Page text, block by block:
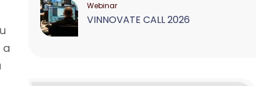
a
Webinar
VINNOVATE CALL 2026